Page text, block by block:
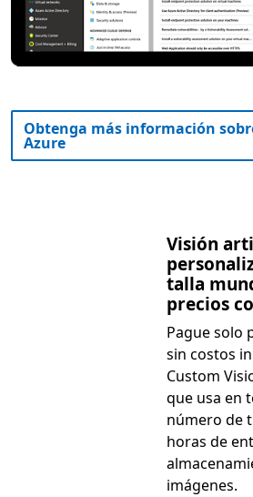
Obtenga más información
Azure
Visión
talla
precios
Pague solo
sin costos
Custom
que usa en
número de
horas de
imágenes.